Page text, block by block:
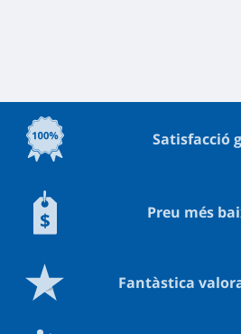
Satisfacció
Preu més
Fantàstica